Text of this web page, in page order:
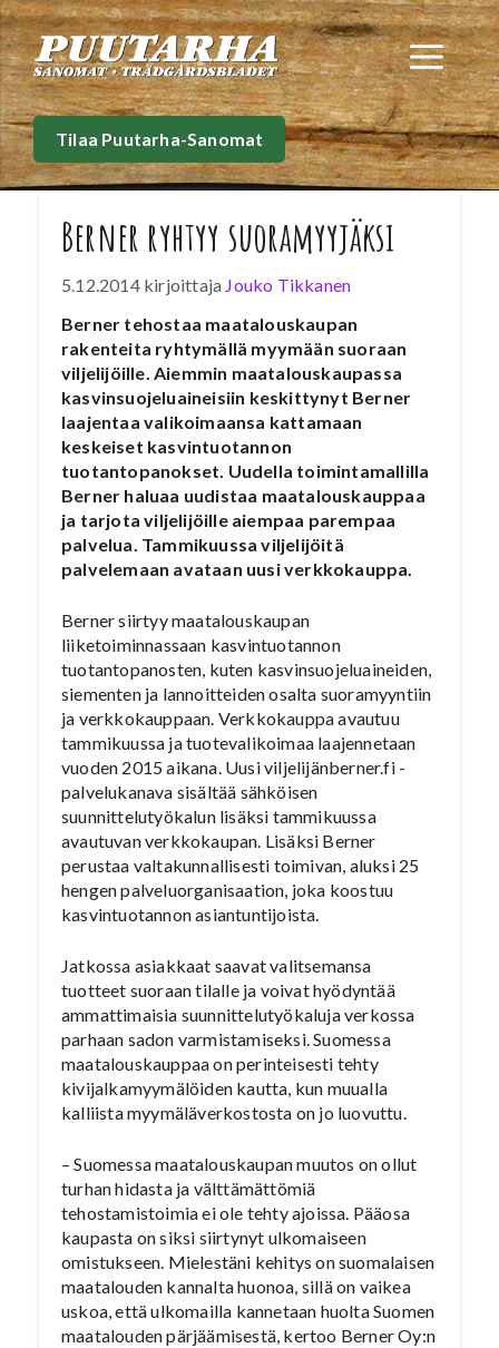
Siirry
sisältöön
Tilaa Puutarha-Sanomat
Berner ryhtyy suoramyyjäksi
5.12.2014 kirjoittaja Jouko Tikkanen
Berner tehostaa maatalouskaupan
rakenteita ryhtymällä myymään suoraan
viljelijöille. Aiemmin maatalouskaupassa
kasvinsuojeluaineisiin keskittynyt Berner
laajentaa valikoimaansa kattamaan
keskeiset kasvintuotannon
tuotantopanokset. Uudella toimintamallilla
Berner haluaa uudistaa maatalouskauppaa
ja tarjota viljelijöille aiempaa parempaa
palvelua. Tammikuussa viljelijöitä
palvelemaan avataan uusi verkkokauppa.
Berner siirtyy maatalouskaupan
liiketoiminnassaan kasvintuotannon
tuotantopanosten, kuten kasvinsuojeluaineiden,
siementen ja lannoitteiden osalta suoramyyntiin
ja verkkokauppaan. Verkkokauppa avautuu
tammikuussa ja tuotevalikoimaa laajennetaan
vuoden 2015 aikana. Uusi viljelijänberner.fi -
palvelukanava sisältää sähköisen
suunnittelutyökalun lisäksi tammikuussa
avautuvan verkkokaupan. Lisäksi Berner
perustaa valtakunnallisesti toimivan, aluksi 25
hengen palveluorganisaation, joka koostuu
kasvintuotannon asiantuntijoista.
Jatkossa asiakkaat saavat valitsemansa
tuotteet suoraan tilalle ja voivat hyödyntää
ammattimaisia suunnittelutyökaluja verkossa
parhaan sadon varmistamiseksi. Suomessa
maatalouskauppaa on perinteisesti tehty
kivijalkamyymälöiden kautta, kun muualla
kalliista myymäläverkostosta on jo luovuttu.
– Suomessa maatalouskaupan muutos on ollut
turhan hidasta ja välttämättömiä
tehostamistoimia ei ole tehty ajoissa. Pääosa
kaupasta on siksi siirtynyt ulkomaiseen
omistukseen. Mielestäni kehitys on suomalaisen
maatalouden kannalta huonoa, sillä on vaikea
uskoa, että ulkomailla kannetaan huolta Suomen
maatalouden pärjäämisestä, kertoo Berner Oy:n